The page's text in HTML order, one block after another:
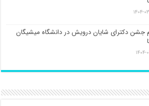
۰۳-۰۵
جشن دکترای شایان درویش در دانشگاه میشیگان
۰۲-۲۱